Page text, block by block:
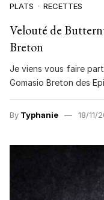
PLATS RECETTES
Velouté de
Breton
Je viens vous faire
Gomasio Breton des
By Typhanie 18/11/